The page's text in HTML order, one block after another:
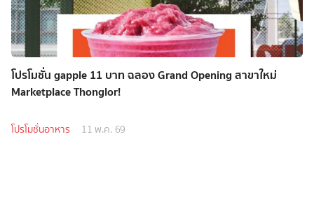
โปรโมชั่น gapple 11 บาท ฉลอง Grand Opening สาขาใหม่
Marketplace Thonglor!
โปรโมชั่นอาหาร 11 พ.ค. 69